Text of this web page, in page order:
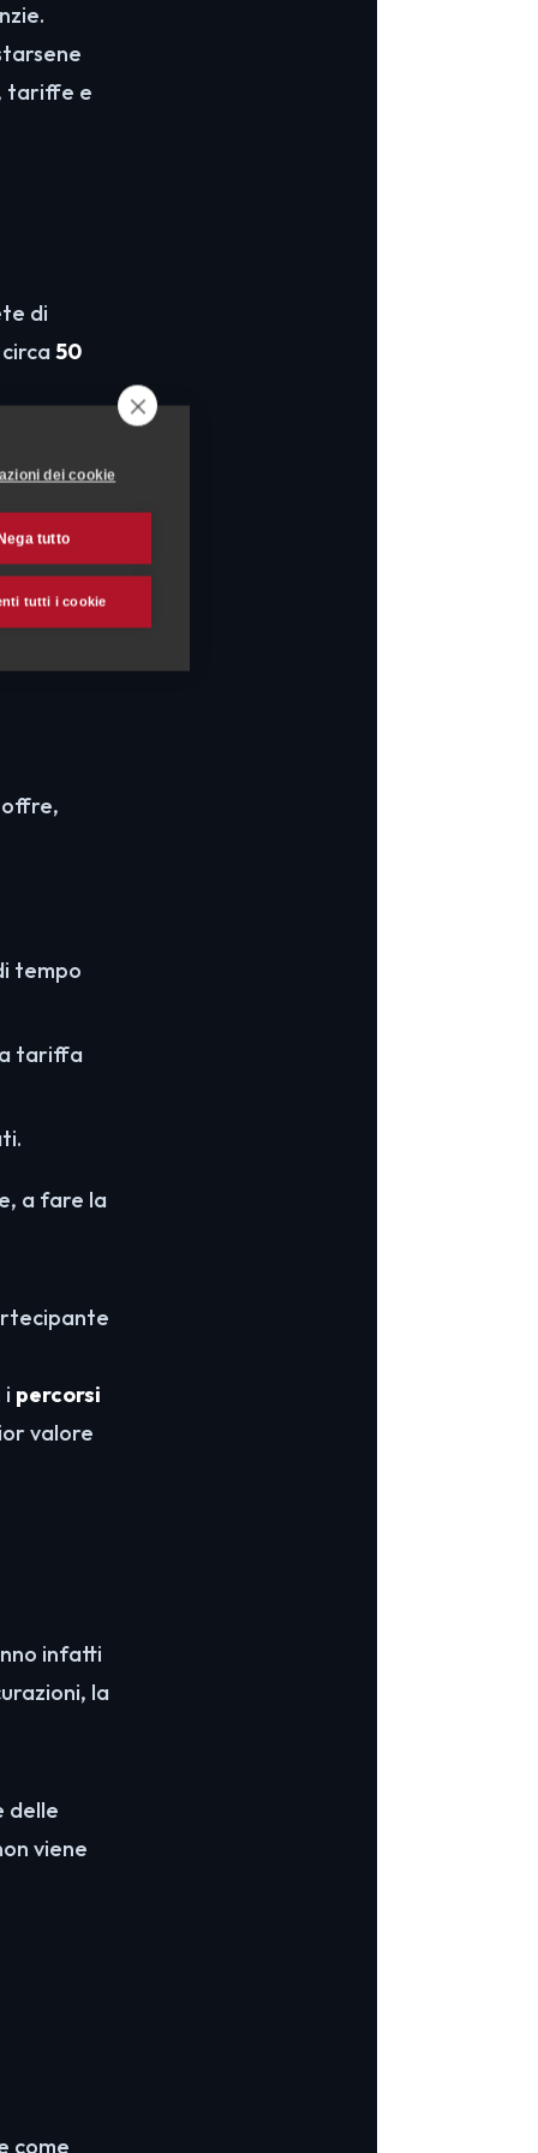
tariffe e
di
circa50
con il
della
molto
tempo
tariffa
a fare la
i percorsi
valore
infatti
la
delle
viene
come
dei cookie
tutto
tutti i cookie